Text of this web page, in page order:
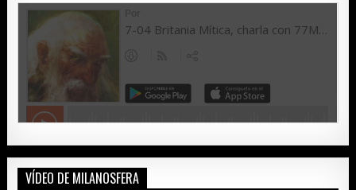
VÍDEO DE MILANOSFERA